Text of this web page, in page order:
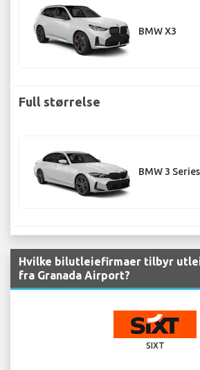
BMW X3
Full størrelse
BMW 3 Series
Hvilke bilutleiefirmaer tilbyr
fra Granada Airport?
SIXT